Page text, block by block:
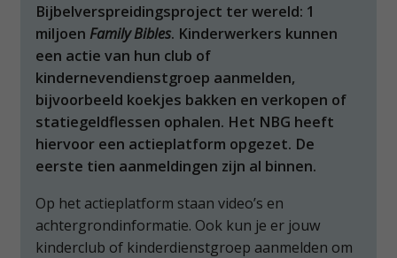
Bijbelverspreidingsproject ter wereld: 1
miljoenFamily Bibles. Kinderwerkers kunnen
een actie van hun club of
kindernevendienstgroep aanmelden,
bijvoorbeeld koekjes bakken en verkopen of
statiegeldflessen ophalen. Het NBG heeft
hiervoor een actieplatform opgezet. De
eerste tien aanmeldingen zijn al binnen.
Op het actieplatform staan video’s en
achtergrondinformatie. Ook kun je er jouw
kinderclub of kinderdienstgroep aanmelden om